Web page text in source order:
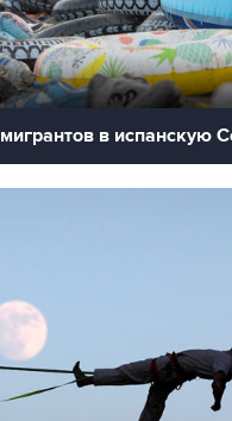
в испанскую